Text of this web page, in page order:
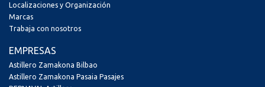
Localizaciones y Organización
Marcas
Trabaja con nosotros
EMPRESAS
Astillero Zamakona Bilbao
Astillero Zamakona Pasaia Pasajes